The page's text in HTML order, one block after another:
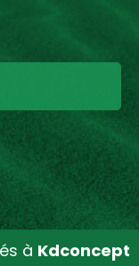
à Kdconcept